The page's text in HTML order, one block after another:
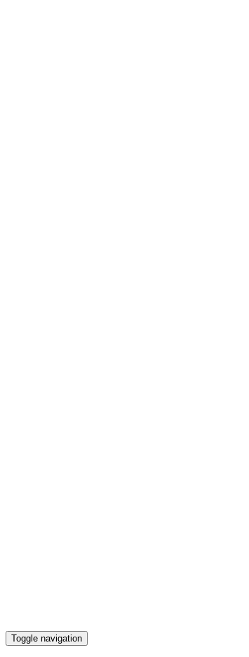
Toggle navigation